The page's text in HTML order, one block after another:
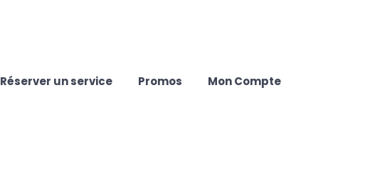
Réserver un service Promos Mon Compte